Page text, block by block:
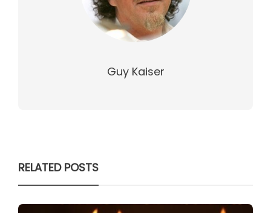
Guy Kaiser
RELATED POSTS